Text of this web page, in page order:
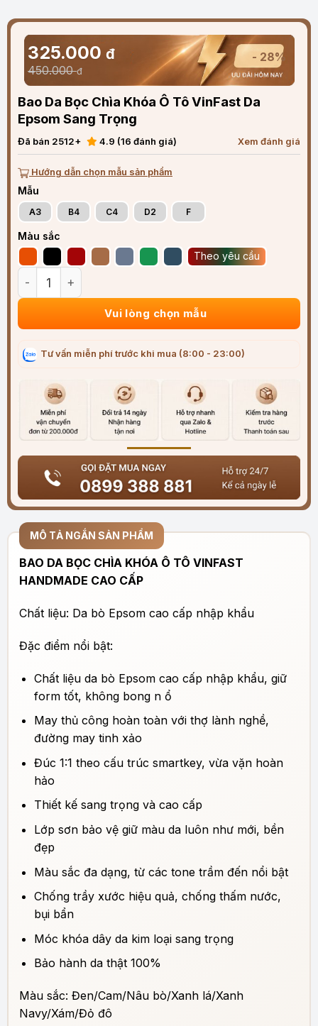
325.000 đ
450.000đ
- 28%
Bao Da Bọc Chìa Khóa Ô Tô VinFast Da
Epsom Sang Trọng
Đã bán 2512+ 4.9 (16 đánh giá) Xem đánh giá
Hướng dẫn chọn mẫu sản phẩm
Mẫu
A3 B4 C4 D2 F
Màu sắc
Theo yêu cầu
Bao Da Bọc Chìa Khóa Ô Tô VinFast Da Epsom Sang Trọng
Vui lòng chọn mẫu
Tư vấn miễn phí trước khi mua (8:00 - 23:00)
MÔ TẢ NGẮN SẢN PHẨM
BAO DA BỌC CHÌA KHÓA Ô TÔ VINFAST
HANDMADE CAO CẤP
Chất liệu: Da bò Epsom cao cấp nhập khẩu
Đặc điểm nổi bật:
Chất liệu da bò Epsom cao cấp nhập khẩu, giữ
form tốt, không bong n ổ
May thủ công hoàn toàn với thợ lành nghề,
đường may tinh xảo
Đúc 1:1 theo cấu trúc smartkey, vừa vặn hoàn
hảo
Thiết kế sang trọng và cao cấp
Lớp sơn bảo vệ giữ màu da luôn như mới, bền
đẹp
Màu sắc đa dạng, từ các tone trầm đến nổi bật
Chống trầy xước hiệu quả, chống thấm nước,
bụi bẩn
Móc khóa dây da kim loại sang trọng
Bảo hành da thật 100%
Màu sắc: Đen/Cam/Nâu bò/Xanh lá/Xanh
Navy/Xám/Đỏ đô